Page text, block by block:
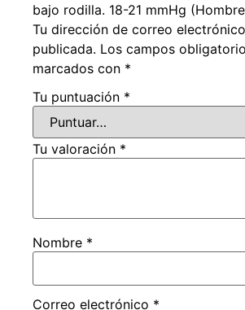
bajo rodilla. 18-21 mmHg
Tu dirección de correo
publicada. Los campos
marcados con *
Tu puntuación *
Tu valoración *
Nombre *
Correo electrónico *